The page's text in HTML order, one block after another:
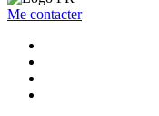
Me contacter